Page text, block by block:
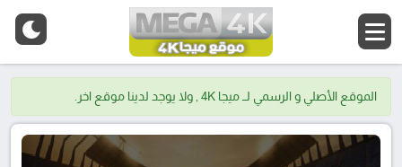
الموقع الأصلي و الرسمي لــ ميجا 4K , ولا يوجد لدينا موقع اخر.